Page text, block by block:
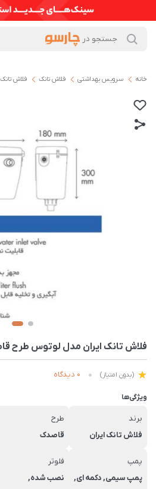
خانه سرویس بهداشتی فلاش تانک فلاش
فلاش تانک ایران مدل لوتوس طرح
(بدون امتیاز) 0 دیدگاه
ویژگی‌ها
برند
فلاش تانک ایران
طرح
قاصدک
پمپ
پمپ سیمی, دکمه ای,
فلوتر
نصب شده,